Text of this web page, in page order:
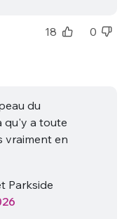
18 0
du
qu'y a toute
vraiment en
Parkside